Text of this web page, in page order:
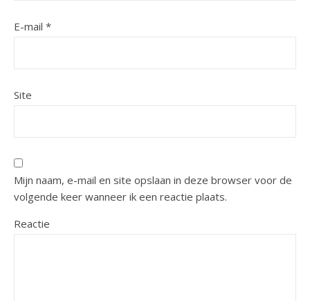
E-mail *
Site
Mijn naam, e-mail en site opslaan in deze browser voor de
volgende keer wanneer ik een reactie plaats.
Reactie